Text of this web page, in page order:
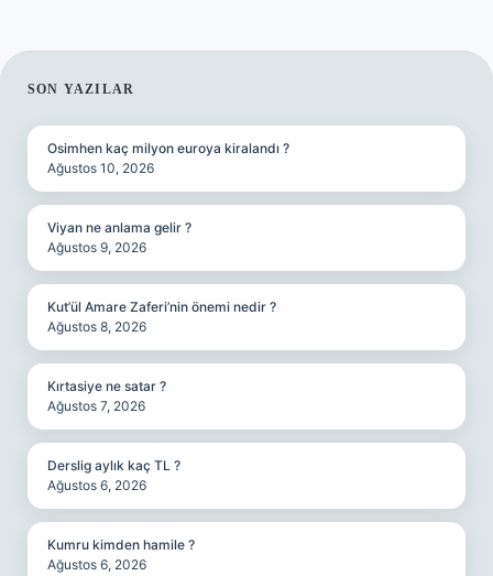
SIDEBAR
SON YAZILAR
Osimhen kaç milyon euroya kiralandı ?
Ağustos 10, 2026
Viyan ne anlama gelir ?
Ağustos 9, 2026
Kut’ül Amare Zaferi’nin önemi nedir ?
Ağustos 8, 2026
Kırtasiye ne satar ?
Ağustos 7, 2026
Derslig aylık kaç TL ?
Ağustos 6, 2026
Kumru kimden hamile ?
Ağustos 6, 2026